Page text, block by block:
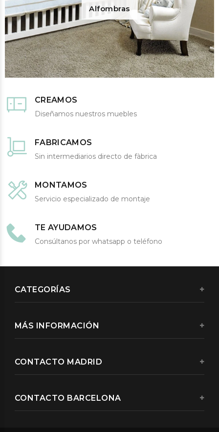
Alfombras
CREAMOS
Diseñamos nuestros muebles
FABRICAMOS
Sin intermediarios directo de fàbrica
MONTAMOS
Servicio especializado de montaje
TE AYUDAMOS
Consúltanos por whatsapp o teléfono
CATEGORÍAS
MÁS INFORMACIÓN
CONTACTO MADRID
CONTACTO BARCELONA